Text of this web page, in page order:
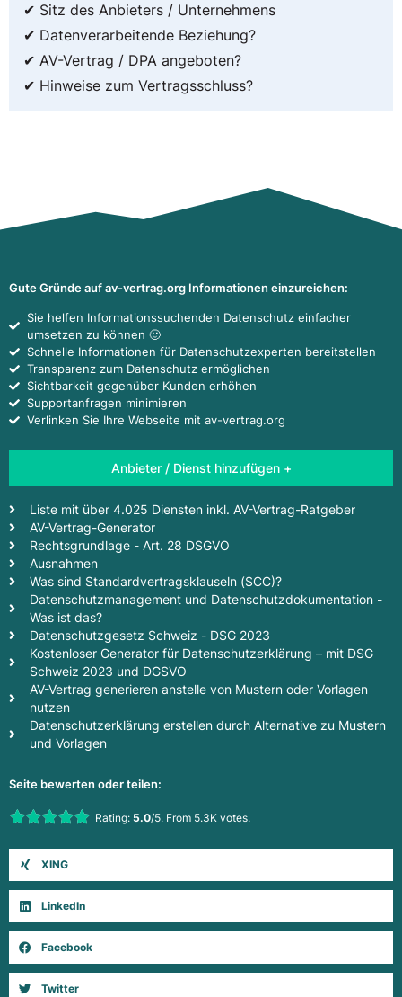
✔ Sitz des Anbieters / Unternehmens
✔ Datenverarbeitende Beziehung?
✔ AV-Vertrag / DPA angeboten?
✔ Hinweise zum Vertragsschluss?
Gute Gründe auf av-vertrag.org Informationen einzureichen:
Sie helfen Informationssuchenden Datenschutz einfacher
umsetzen zu können 🙂
Schnelle Informationen für Datenschutzexperten bereitstellen
Transparenz zum Datenschutz ermöglichen
Sichtbarkeit gegenüber Kunden erhöhen
Supportanfragen minimieren
Verlinken Sie Ihre Webseite mit av-vertrag.org
Anbieter / Dienst hinzufügen +
Liste mit über 4.025 Diensten inkl. AV-Vertrag-Ratgeber
AV-Vertrag-Generator
Rechtsgrundlage - Art. 28 DSGVO
Ausnahmen
Was sind Standardvertragsklauseln (SCC)?
Datenschutzmanagement und Datenschutzdokumentation -
Was ist das?
Datenschutzgesetz Schweiz - DSG 2023
Kostenloser Generator für Datenschutzerklärung – mit DSG
Schweiz 2023 und DGSVO
AV-Vertrag generieren anstelle von Mustern oder Vorlagen
nutzen
Datenschutzerklärung erstellen durch Alternative zu Mustern
und Vorlagen
Seite bewerten oder teilen:
Rate this item:Rating: 5.0/5. From 5.3K votes.
XING
LinkedIn
Facebook
Twitter